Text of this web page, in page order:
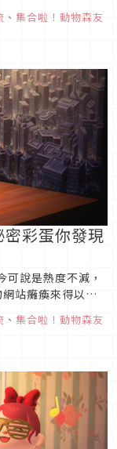
成影片介紹給大
項，這些秘密彩蛋
、 集合啦！動物森友
密彩蛋你發現
可說是熱度不減，
站癱瘓來得以證
中的超精緻小彩
彩蛋來給大家瞧
、 集合啦！動物森友